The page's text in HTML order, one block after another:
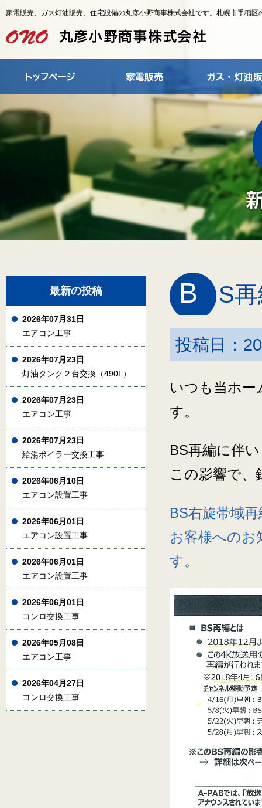
家電販売、ガス灯油販売、住宅設備の丸彦小野商事株式会社です。札幌市手稲区
B S
投稿日：
いつも当ホ
す。
BS再編に伴
この影響で、
BS右旋帯域
お客様へのお
す。
最新の投稿
2026年07月31日
エアコン工事
2026年07月23日
灯油タンク２台交換（490L）
2026年07月23日
エアコン工事
2026年07月23日
給湯ボイラー交換工事
2026年06月10日
エアコン設置工事
2026年06月01日
エアコン設置工事
2026年06月01日
エアコン設置工事
2026年06月01日
コンロ交換工事
2026年05月08日
エアコン工事
2026年04月27日
コンロ交換工事